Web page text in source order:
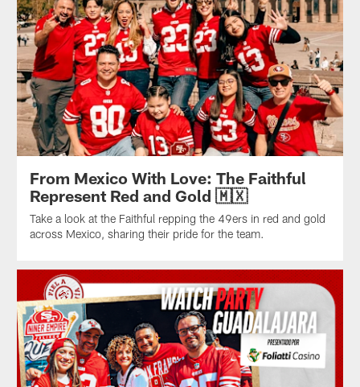
From Mexico With Love: The Faithful
Represent Red and Gold 🇲🇽
Take a look at the Faithful repping the 49ers in red and gold
across Mexico, sharing their pride for the team.